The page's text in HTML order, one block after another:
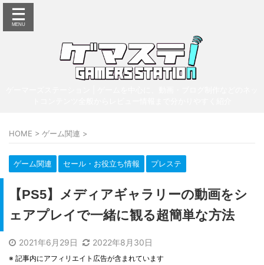
HOME > ゲーム関連 >
ゲーム関連 セール・お役立ち情報 プレステ
【PS5】メディアギャラリーの動画をシ
ェアプレイで一緒に観る超簡単な方法
2021年6月29日 2022年8月30日
※ 記事内にアフィリエイト広告が含まれています